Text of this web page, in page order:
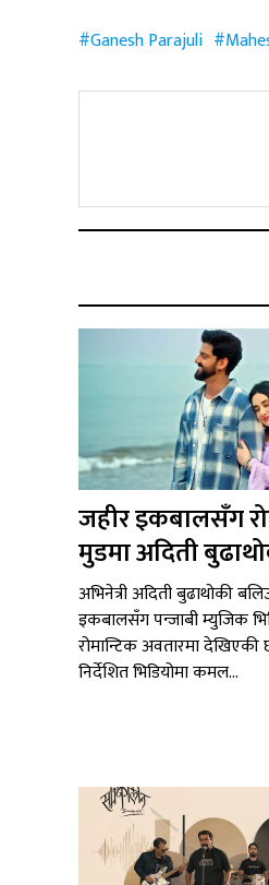
Ganesh Parajuli
जहीर इकबालसँग
मुडमा अदिती
अभिनेत्री अदिती बुढाथोकी
इकबालसँग पन्जाबी म्युजिक
रोमान्टिक अवतारमा
निर्देशित भिडियोमा कमल...